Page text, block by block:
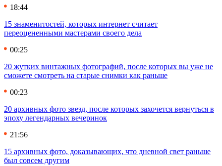
18:44
15 знаменитостей, которых интернет считает
переоцененными мастерами своего дела
00:25
20 жутких винтажных фотографий, после которых вы уже не
сможете смотреть на старые снимки как раньше
00:23
20 архивных фото звезд, после которых захочется вернуться в
эпоху легендарных вечеринок
21:56
15 архивных фото, доказывающих, что дневной свет раньше
был совсем другим